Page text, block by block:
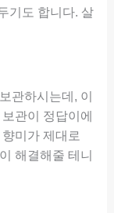
기도 합니다. 살
관하시는데, 이
관이 정답이에
미가 제대로
해결해줄 테니